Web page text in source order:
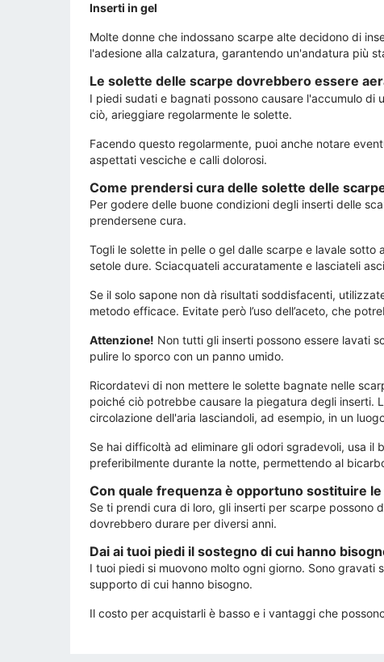
Inserti in gel
Molte donne che indossano scarpe alte decidono di
l'adesione alla calzatura, garantendo un'andatura più
Le solette delle scarpe dovrebbero essere
I piedi sudati e bagnati possono causare l'accumulo
ciò, arieggiare regolarmente le solette.
Facendo questo regolarmente, puoi anche notare
aspettati vesciche e calli dolorosi.
Come prendersi cura delle solette delle
Per godere delle buone condizioni degli inserti delle
prendersene cura.
Togli le solette in pelle o gel dalle scarpe e lavale
setole dure. Sciacquateli accuratamente e lasciateli
Se il solo sapone non dà risultati soddisfacenti,
metodo efficace. Evitate però l’uso dell’aceto, che
Attenzione! Non tutti gli inserti possono essere lavati
pulire lo sporco con un panno umido.
Ricordatevi di non mettere le solette bagnate nelle
poiché ciò potrebbe causare la piegatura degli inserti.
circolazione dell'aria lasciandoli, ad esempio, in un
Se hai difficoltà ad eliminare gli odori sgradevoli, usa
preferibilmente durante la notte, permettendo al
Con quale frequenza è opportuno sostituire
Se ti prendi cura di loro, gli inserti per scarpe possono
dovrebbero durare per diversi anni.
Dai ai tuoi piedi il sostegno di cui hanno
I tuoi piedi si muovono molto ogni giorno. Sono
supporto di cui hanno bisogno.
Il costo per acquistarli è basso e i vantaggi che